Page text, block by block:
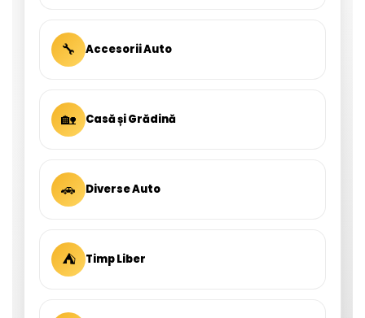
🔧 Accesorii Auto
🏡 Casă și Grădină
🚗 Diverse Auto
⛺ Timp Liber